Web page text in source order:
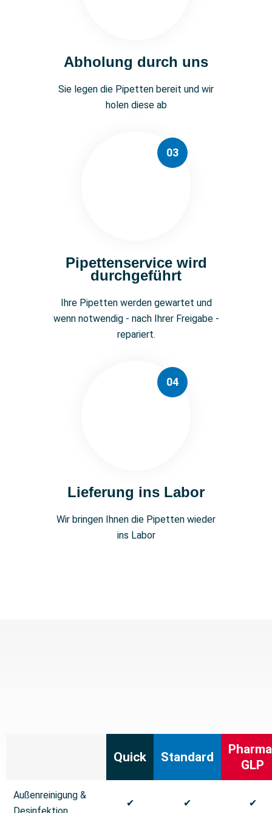
Abholung durch uns
Sie legen die Pipetten bereit und wir
holen diese ab
03
Pipettenservice wird
durchgeführt
Ihre Pipetten werden gewartet und
wenn notwendig - nach Ihrer Freigabe -
repariert.
04
Lieferung ins Labor
Wir bringen Ihnen die Pipetten wieder
ins Labor
Quick Standard
GLP
Außenreinigung &
✔ ✔ ✔